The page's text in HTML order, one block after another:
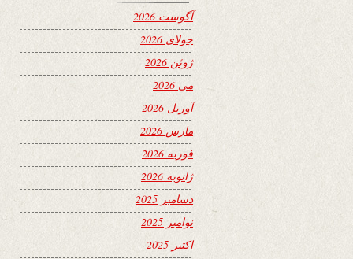
آگوست 2026
جولای 2026
ژوئن 2026
می 2026
آوریل 2026
مارس 2026
فوریه 2026
ژانویه 2026
دسامبر 2025
نوامبر 2025
اکتبر 2025